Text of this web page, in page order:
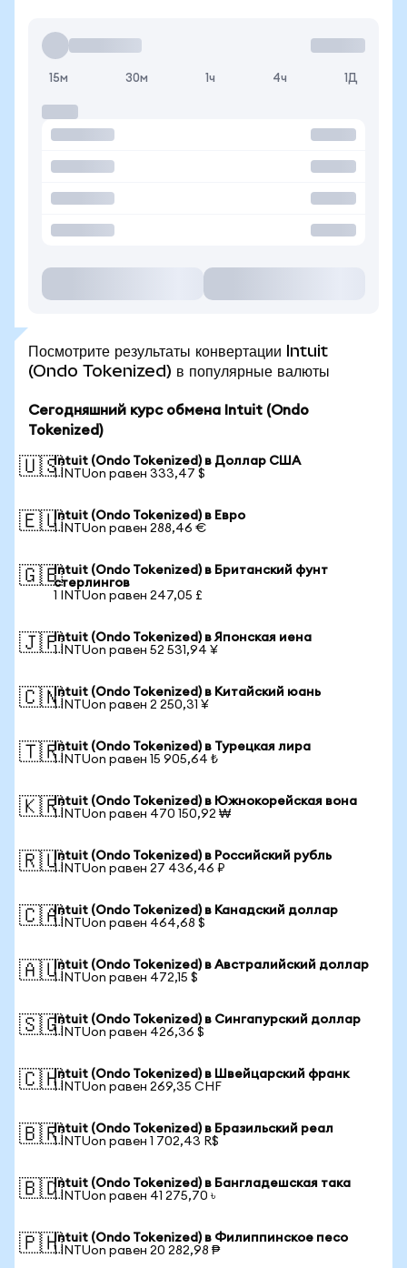
15м 30м 1ч 4ч 1Д
Посмотрите результаты конвертации Intuit
(Ondo Tokenized) в популярные валюты
Сегодняшний курс обмена Intuit (Ondo
Tokenized)
🇺🇸Intuit (Ondo Tokenized) в Доллар США
1 INTUon равен 333,47 $
🇪🇺Intuit (Ondo Tokenized) в Евро
1 INTUon равен 288,46 €
🇬🇧Intuit (Ondo Tokenized) в Британский фунт
стерлингов
1 INTUon равен 247,05 £
🇯🇵Intuit (Ondo Tokenized) в Японская иена
1 INTUon равен 52 531,94 ¥
🇨🇳Intuit (Ondo Tokenized) в Китайский юань
1 INTUon равен 2 250,31 ¥
🇹🇷Intuit (Ondo Tokenized) в Турецкая лира
1 INTUon равен 15 905,64 ₺
🇰🇷Intuit (Ondo Tokenized) в Южнокорейская вона
1 INTUon равен 470 150,92 ₩
🇷🇺Intuit (Ondo Tokenized) в Российский рубль
1 INTUon равен 27 436,46 ₽
🇨🇦Intuit (Ondo Tokenized) в Канадский доллар
1 INTUon равен 464,68 $
🇦🇺Intuit (Ondo Tokenized) в Австралийский доллар
1 INTUon равен 472,15 $
🇸🇬Intuit (Ondo Tokenized) в Сингапурский доллар
1 INTUon равен 426,36 $
🇨🇭Intuit (Ondo Tokenized) в Швейцарский франк
1 INTUon равен 269,35 CHF
🇧🇷Intuit (Ondo Tokenized) в Бразильский реал
1 INTUon равен 1 702,43 R$
🇧🇩Intuit (Ondo Tokenized) в Бангладешская така
1 INTUon равен 41 275,70 ৳
🇵🇭Intuit (Ondo Tokenized) в Филиппинское песо
1 INTUon равен 20 282,98 ₱